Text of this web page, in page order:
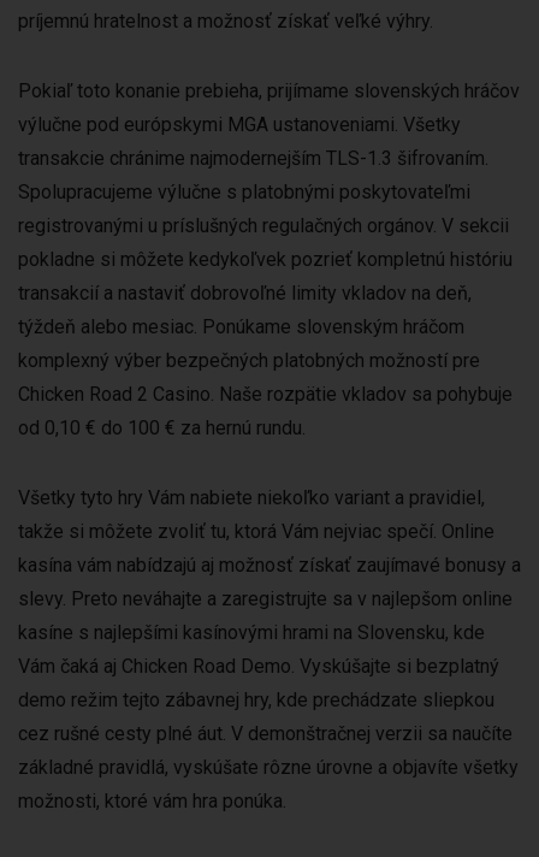
príjemnú hratelnost a možnosť získať veľké výhry.
Pokiaľ toto konanie prebieha, prijímame slovenských hráčov
výlučne pod európskymi MGA ustanoveniami. Všetky
transakcie chránime najmodernejším TLS-1.3 šifrovaním.
Spolupracujeme výlučne s platobnými poskytovateľmi
registrovanými u príslušných regulačných orgánov. V sekcii
pokladne si môžete kedykoľvek pozrieť kompletnú históriu
transakcií a nastaviť dobrovoľné limity vkladov na deň,
týždeň alebo mesiac. Ponúkame slovenským hráčom
komplexný výber bezpečných platobných možností pre
Chicken Road 2 Casino. Naše rozpätie vkladov sa pohybuje
od 0,10 € do 100 € za hernú rundu.
Všetky tyto hry Vám nabiete niekoľko variant a pravidiel,
takže si môžete zvoliť tu, ktorá Vám nejviac spečí. Online
kasína vám nabídzajú aj možnosť získať zaujímavé bonusy a
slevy. Preto neváhajte a zaregistrujte sa v najlepšom online
kasíne s najlepšími kasínovými hrami na Slovensku, kde
Vám čaká aj Chicken Road Demo. Vyskúšajte si bezplatný
demo režim tejto zábavnej hry, kde prechádzate sliepkou
cez rušné cesty plné áut. V demonštračnej verzii sa naučíte
základné pravidlá, vyskúšate rôzne úrovne a objavíte všetky
možnosti, ktoré vám hra ponúka.